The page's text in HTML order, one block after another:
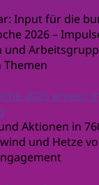
Input für die
2026 –
und
Themen
2025 erneut
Aktionen in
und Hetze